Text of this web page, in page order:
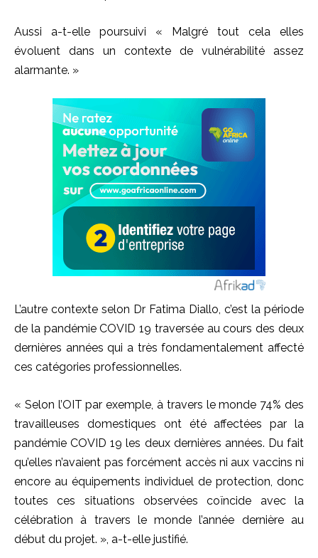
Aussi a-t-elle poursuivi « Malgré tout cela elles
évoluent dans un contexte de vulnérabilité assez
alarmante. »
L’autre contexte selon Dr Fatima Diallo, c’est la période
de la pandémie COVID 19 traversée au cours des deux
dernières années qui a très fondamentalement affecté
ces catégories professionnelles.
« Selon l’OIT par exemple, à travers le monde 74% des
travailleuses domestiques ont été affectées par la
pandémie COVID 19 les deux dernières années. Du fait
qu’elles n’avaient pas forcément accès ni aux vaccins ni
encore au équipements individuel de protection, donc
toutes ces situations observées coïncide avec la
célébration à travers le monde l’année dernière au
début du projet. », a-t-elle justifié.